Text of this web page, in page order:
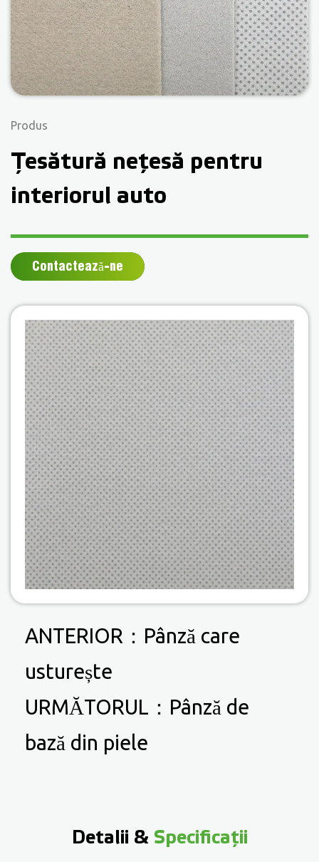
Produs
Țesătură nețesă pentru
interiorul auto
Contactează-ne
ANTERIOR： Pânză care
usturește
URMĂTORUL： Pânză de
bază din piele
Detalii & Specificații